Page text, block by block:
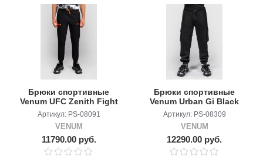
Брюки спортивные
Venum UFC Zenith Fight
Week (Plain Version)
Black/Orange
Артикул: PS-08091
VENUM
11790.00 руб.
Брюки спортивные
Venum Urban Gi Black
Артикул: PS-08309
VENUM
12290.00 руб.